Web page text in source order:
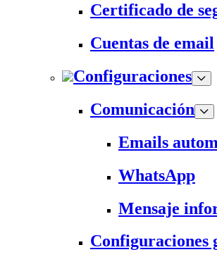
Certificado de
Cuentas de email
Configuraciones
Comunicación
Emails
WhatsApp
Mensaje
Configuraciones